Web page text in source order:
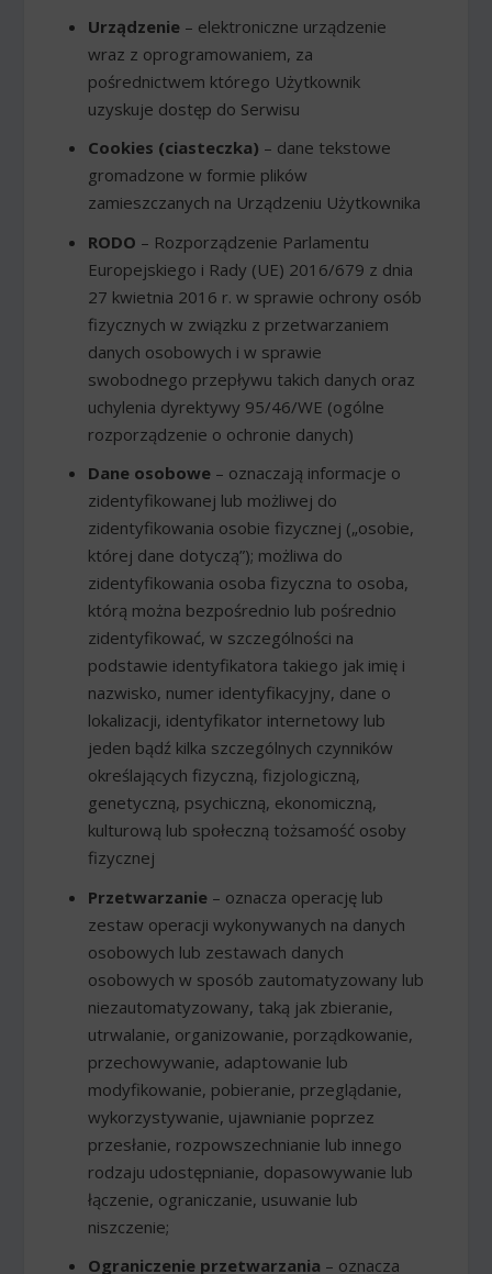
Urządzenie– elektroniczne urządzenie
wraz z oprogramowaniem, za
pośrednictwem którego Użytkownik
uzyskuje dostęp do Serwisu
Cookies (ciasteczka) – dane tekstowe
gromadzone w formie plików
zamieszczanych na Urządzeniu Użytkownika
RODO – Rozporządzenie Parlamentu
Europejskiego i Rady (UE) 2016/679 z dnia
27 kwietnia 2016 r. w sprawie ochrony osób
fizycznych w związku z przetwarzaniem
danych osobowych i w sprawie
swobodnego przepływu takich danych oraz
uchylenia dyrektywy 95/46/WE (ogólne
rozporządzenie o ochronie danych)
Dane osobowe– oznaczają informacje o
zidentyfikowanej lub możliwej do
zidentyfikowania osobie fizycznej („osobie,
której dane dotyczą”); możliwa do
zidentyfikowania osoba fizyczna to osoba,
którą można bezpośrednio lub pośrednio
zidentyfikować, w szczególności na
podstawie identyfikatora takiego jak imię i
nazwisko, numer identyfikacyjny, dane o
lokalizacji, identyfikator internetowy lub
jeden bądź kilka szczególnych czynników
określających fizyczną, fizjologiczną,
genetyczną, psychiczną, ekonomiczną,
kulturową lub społeczną tożsamość osoby
fizycznej
Przetwarzanie– oznacza operację lub
zestaw operacji wykonywanych na danych
osobowych lub zestawach danych
osobowych w sposób zautomatyzowany lub
niezautomatyzowany, taką jak zbieranie,
utrwalanie, organizowanie, porządkowanie,
przechowywanie, adaptowanie lub
modyfikowanie, pobieranie, przeglądanie,
wykorzystywanie, ujawnianie poprzez
przesłanie, rozpowszechnianie lub innego
rodzaju udostępnianie, dopasowywanie lub
łączenie, ograniczanie, usuwanie lub
niszczenie;
Ograniczenie przetwarzania – oznacza